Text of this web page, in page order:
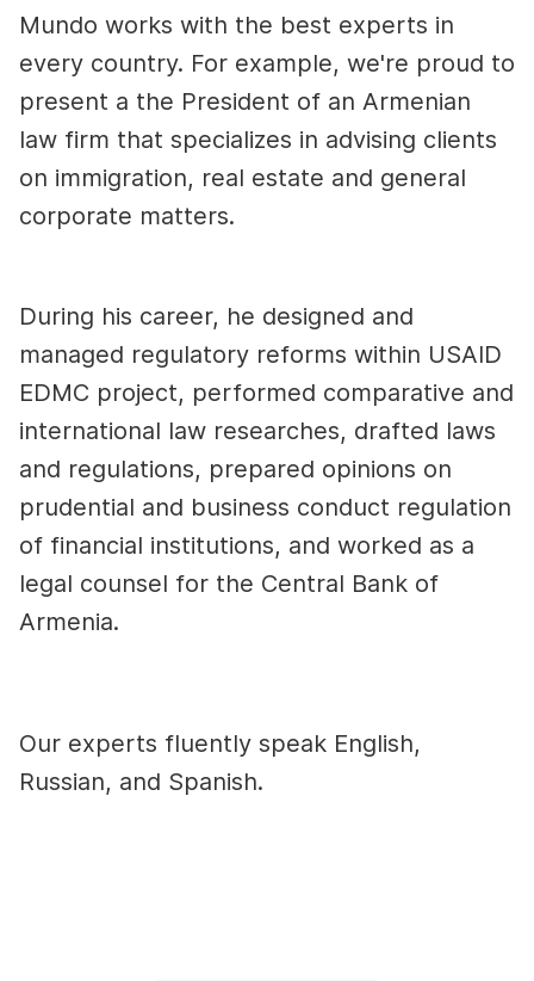
Mundo works with the best experts in
every country. For example, we're proud to
present a the President of an Armenian
law firm that specializes in advising clients
on immigration, real estate and general
corporate matters.
During his career, he designed and
managed regulatory reforms within USAID
EDMC project, performed comparative and
international law researches, drafted laws
and regulations, prepared opinions on
prudential and business conduct regulation
of financial institutions, and worked as a
legal counsel for the Central Bank of
Armenia.
Our experts fluently speak English,
Russian, and Spanish.